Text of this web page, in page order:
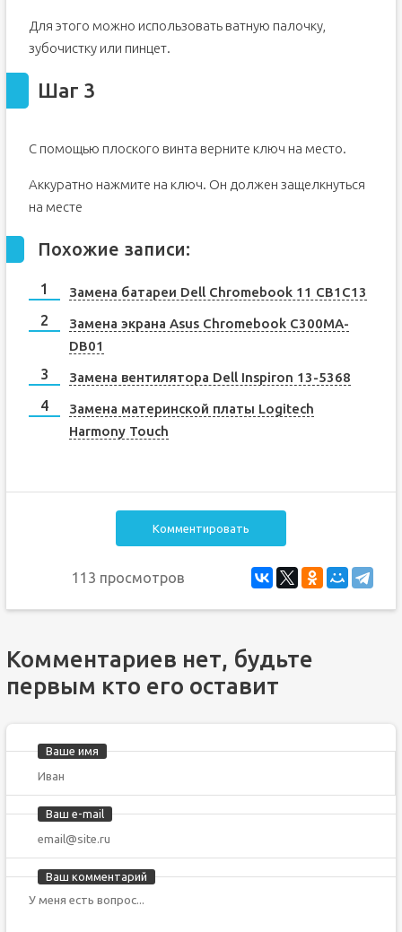
Для этого можно использовать ватную палочку,
зубочистку или пинцет.
Шаг 3
С помощью плоского винта верните ключ на место.
Аккуратно нажмите на ключ. Он должен защелкнуться
на месте
Похожие записи:
Замена батареи Dell Chromebook 11 CB1C13
Замена экрана Asus Chromebook C300MA-
DB01
Замена вентилятора Dell Inspiron 13-5368
Замена материнской платы Logitech
Harmony Touch
Комментировать
113 просмотров
Комментариев нет, будьте
первым кто его оставит
Ваше имя
Ваш e-mail
Ваш комментарий